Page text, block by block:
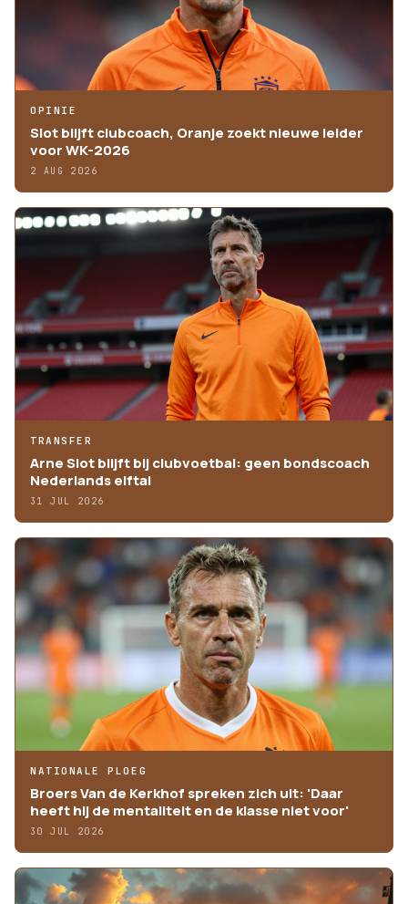
OPINIE
Slot blijft clubcoach, Oranje zoekt nieuwe leider
voor WK-2026
2 AUG 2026
TRANSFER
Arne Slot blijft bij clubvoetbal: geen bondscoach
Nederlands elftal
31 JUL 2026
NATIONALE PLOEG
Broers Van de Kerkhof spreken zich uit: 'Daar
heeft hij de mentaliteit en de klasse niet voor'
30 JUL 2026